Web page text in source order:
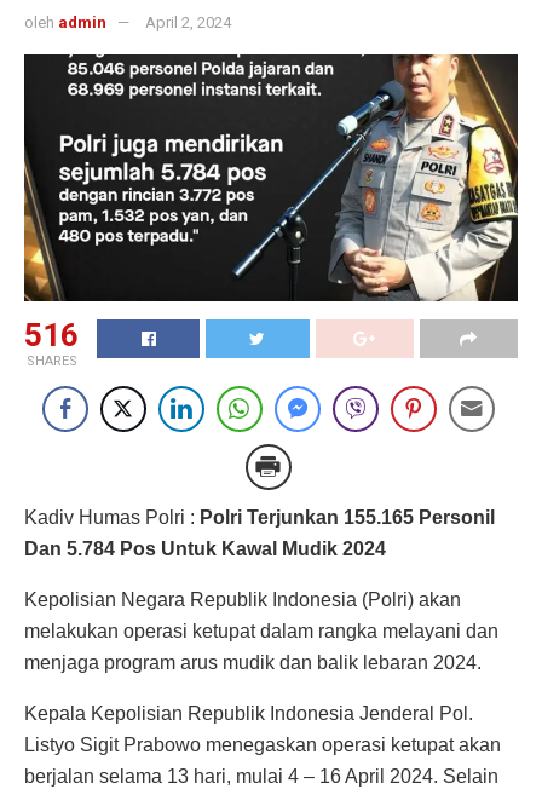
oleh admin April 2, 2024
516
SHARES
Kadiv Humas Polri : Polri Terjunkan 155.165 Personil
Dan 5.784 Pos Untuk Kawal Mudik 2024
Kepolisian Negara Republik Indonesia (Polri) akan
melakukan operasi ketupat dalam rangka melayani dan
menjaga program arus mudik dan balik lebaran 2024.
Kepala Kepolisian Republik Indonesia Jenderal Pol.
Listyo Sigit Prabowo menegaskan operasi ketupat akan
berjalan selama 13 hari, mulai 4 – 16 April 2024. Selain